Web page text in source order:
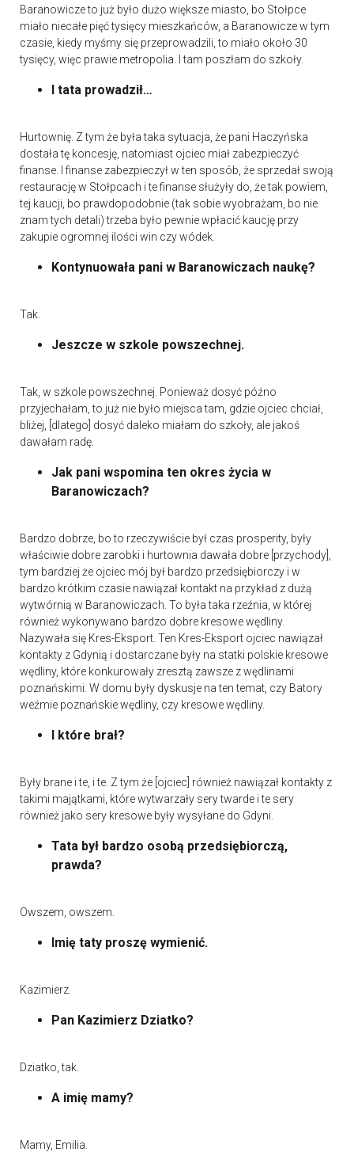
Baranowicze to już było dużo większe miasto, bo Stołpce
miało niecałe pięć tysięcy mieszkańców, a Baranowicze w tym
czasie, kiedy myśmy się przeprowadzili, to miało około 30
tysięcy, więc prawie metropolia. I tam poszłam do szkoły.
I tata prowadził…
Hurtownię. Z tym że była taka sytuacja, że pani Haczyńska
dostała tę koncesję, natomiast ojciec miał zabezpieczyć
finanse. I finanse zabezpieczył w ten sposób, że sprzedał swoją
restaurację w Stołpcach i te finanse służyły do, że tak powiem,
tej kaucji, bo prawdopodobnie (tak sobie wyobrażam, bo nie
znam tych detali) trzeba było pewnie wpłacić kaucję przy
zakupie ogromnej ilości win czy wódek.
Kontynuowała pani w Baranowiczach naukę?
Tak.
Jeszcze w szkole powszechnej.
Tak, w szkole powszechnej. Ponieważ dosyć późno
przyjechałam, to już nie było miejsca tam, gdzie ojciec chciał,
bliżej, [dlatego] dosyć daleko miałam do szkoły, ale jakoś
dawałam radę.
Jak pani wspomina ten okres życia w
Baranowiczach?
Bardzo dobrze, bo to rzeczywiście był czas prosperity, były
właściwie dobre zarobki i hurtownia dawała dobre [przychody],
tym bardziej że ojciec mój był bardzo przedsiębiorczy i w
bardzo krótkim czasie nawiązał kontakt na przykład z dużą
wytwórnią w Baranowiczach. To była taka rzeźnia, w której
również wykonywano bardzo dobre kresowe wędliny.
Nazywała się Kres-Eksport. Ten Kres-Eksport ojciec nawiązał
kontakty z Gdynią i dostarczane były na statki polskie kresowe
wędliny, które konkurowały zresztą zawsze z wędlinami
poznańskimi. W domu były dyskusje na ten temat, czy Batory
weźmie poznańskie wędliny, czy kresowe wędliny.
I które brał?
Były brane i te, i te. Z tym że [ojciec] również nawiązał kontakty z
takimi majątkami, które wytwarzały sery twarde i te sery
również jako sery kresowe były wysyłane do Gdyni.
Tata był bardzo osobą przedsiębiorczą,
prawda?
Owszem, owszem.
Imię taty proszę wymienić.
Kazimierz.
Pan Kazimierz Dziatko?
Dziatko, tak.
A imię mamy?
Mamy, Emilia.